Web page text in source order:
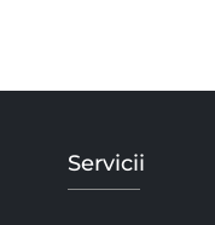
Servicii